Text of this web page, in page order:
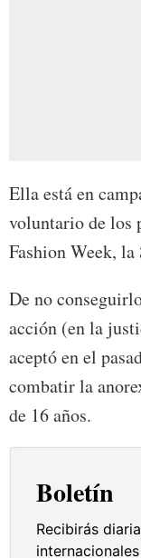
Ella está en
voluntario de los
Fashion Week,
De no
acción (en la
aceptó en el
combatir la
de 16 años.
Boletín
Recibirás